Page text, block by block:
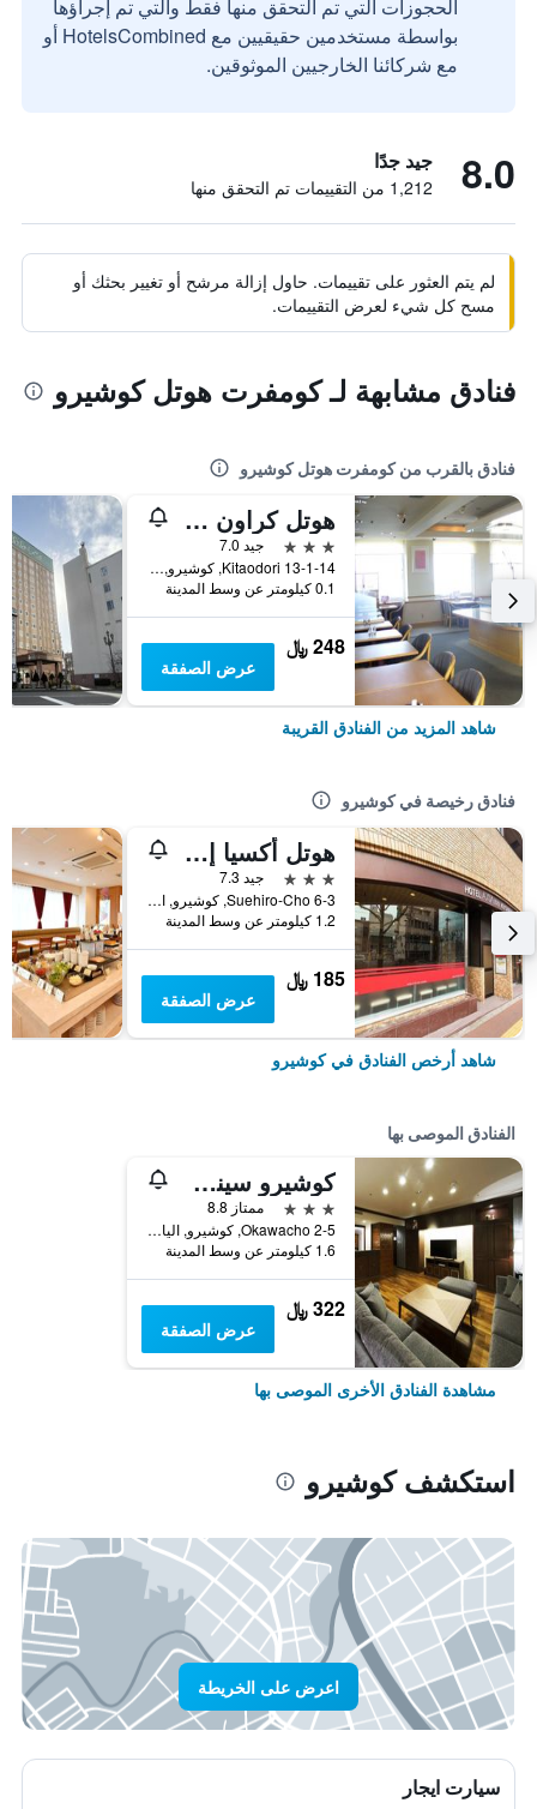
الحجوزات التي تم التحقق منها فقط والتي تم إجراؤها
بواسطة مستخدمين حقيقيين مع HotelsCombined أو
مع شركائنا الخارجيين الموثوقين.
8.0 جيد جدًا
1,212 من التقييمات تم التحقق منها
لم يتم العثور على تقييمات. حاول إزالة مرشح أو تغيير بحثك أو
مسح كل شيء لعرض التقييمات.
فنادق مشابهة لـ كومفرت هوتل كوشيرو
فنادق بالقرب من كومفرت هوتل كوشيرو
هوتل كراون هيلز كوشيرو
3 نجوم
جيد 7.0
13-1-14 Kitaodori, كوشيرو, اليابان
0.1 كيلومتر عن وسط المدينة
248 ﷼
عرض الصفقة
شاهد المزيد من الفنادق القريبة
فنادق رخيصة في كوشيرو
هوتل أكسيا إن كوشيرو
3 نجوم
جيد 7.3
6-3 Suehiro-Cho, كوشيرو, اليابان
1.2 كيلومتر عن وسط المدينة
185 ﷼
عرض الصفقة
شاهد أرخص الفنادق في كوشيرو
الفنادق الموصى بها
كوشيرو سينشري كاسل هوتل
3 نجوم
ممتاز 8.8
Okawacho 2-5, كوشيرو, اليابان
1.6 كيلومتر عن وسط المدينة
322 ﷼
عرض الصفقة
مشاهدة الفنادق الأخرى الموصى بها
استكشف كوشيرو
اعرض على الخريطة
سيارت ايجار